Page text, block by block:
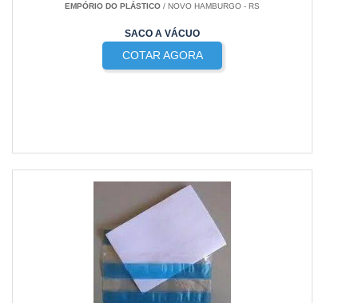
EMPÓRIO DO PLÁSTICO / NOVO HAMBURGO - RS
SACO A VÁCUO
COTAR AGORA